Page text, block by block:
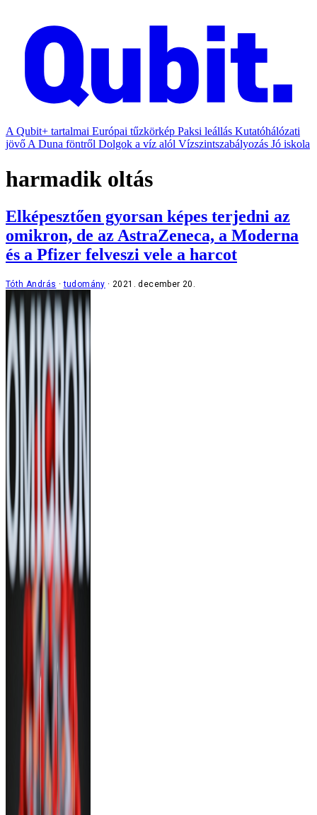
A Qubit+ tartalmai Európai tűzkörkép Paksi leállás Kutatóhálózati
jövő A Duna föntről Dolgok a víz alól Vízszintszabályozás Jó iskola
harmadik oltás
Elképesztően gyorsan képes terjedni az
omikron, de az AstraZeneca, a Moderna
és a Pfizer felveszi vele a harcot
Tóth András tudomány 2021. december 20.